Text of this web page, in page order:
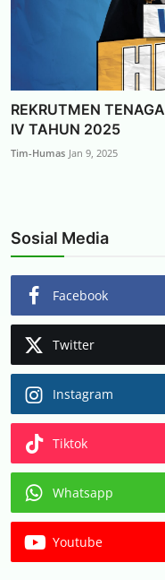
REKRUTMEN
IV TAHUN 2025
Tim-Humas Jan 9, 2025
Sosial Media
Facebook
Twitter
Instagram
Tiktok
Whatsapp
Youtube